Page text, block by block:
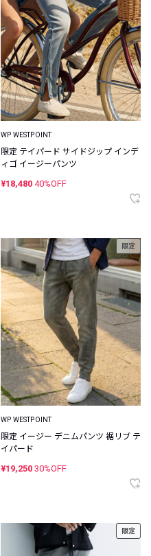
WP WESTPOINT
限定 テイパード サイドジップ インデ
ィゴ イージーパンツ
¥18,480 40%OFF
限定
WP WESTPOINT
限定 イージー デニムパンツ 裾リブ テ
イパード
¥19,250 30%OFF
限定